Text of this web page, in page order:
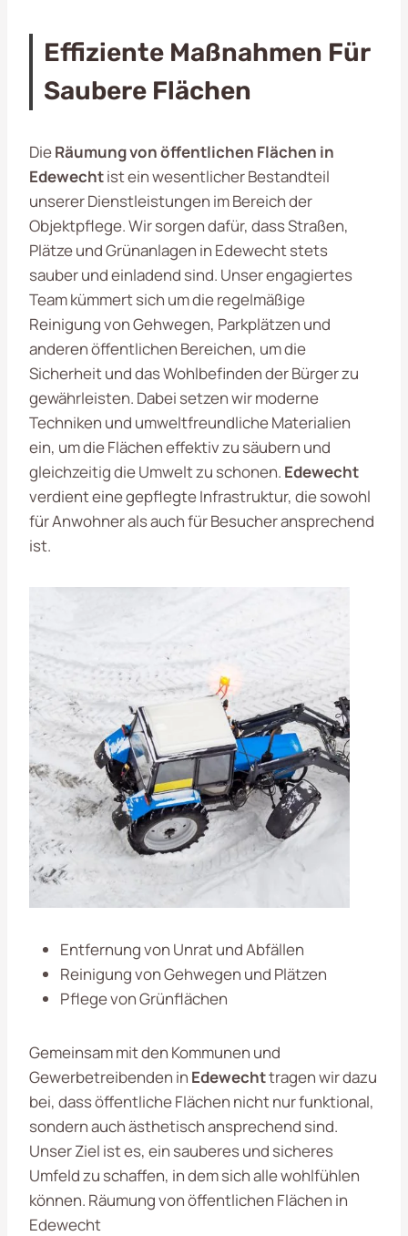
Effiziente Maßnahmen Für
Saubere Flächen
DieRäumung von öffentlichen Flächen in
Edewechtist ein wesentlicher Bestandteil
unserer Dienstleistungen im Bereich der
Objektpflege. Wir sorgen dafür, dass Straßen,
Plätze und Grünanlagen in Edewecht stets
sauber und einladend sind. Unser engagiertes
Team kümmert sich um die regelmäßige
Reinigung von Gehwegen, Parkplätzen und
anderen öffentlichen Bereichen, um die
Sicherheit und das Wohlbefinden der Bürger zu
gewährleisten. Dabei setzen wir moderne
Techniken und umweltfreundliche Materialien
ein, um die Flächen effektiv zu säubern und
gleichzeitig die Umwelt zu schonen. Edewecht
verdient eine gepflegte Infrastruktur, die sowohl
für Anwohner als auch für Besucher ansprechend
ist.
Entfernung von Unrat und Abfällen
Reinigung von Gehwegen und Plätzen
Pflege von Grünflächen
Gemeinsam mit den Kommunen und
Gewerbetreibenden in Edewechttragen wir dazu
bei, dass öffentliche Flächen nicht nur funktional,
sondern auch ästhetisch ansprechend sind.
Unser Ziel ist es, ein sauberes und sicheres
Umfeld zu schaffen, in dem sich alle wohlfühlen
können. Räumung von öffentlichen Flächen in
Edewecht